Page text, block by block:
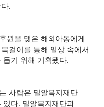
다.
원을 맺은 해외아동에게
걸이를 통해 일상 속에서
돕기 위해 기획됐다.
사람은 밀알복지재단
있다. 밀알복지재단과